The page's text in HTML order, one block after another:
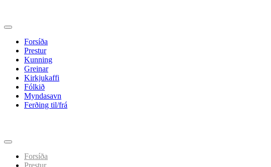
Forsíða
Prestur
Kunning
Greinar
Kirkjukaffi
Fólkið
Myndasavn
Ferðing til/frá
indhold
Forsíða
Prestur